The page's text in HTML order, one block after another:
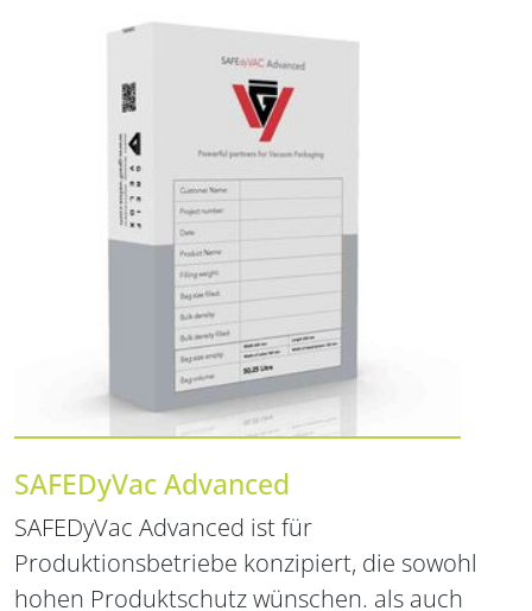
SAFEDyVac Advanced
SAFEDyVac Advanced ist für
Produktionsbetriebe konzipiert, die sowohl
hohen Produktschutz wünschen. als auch